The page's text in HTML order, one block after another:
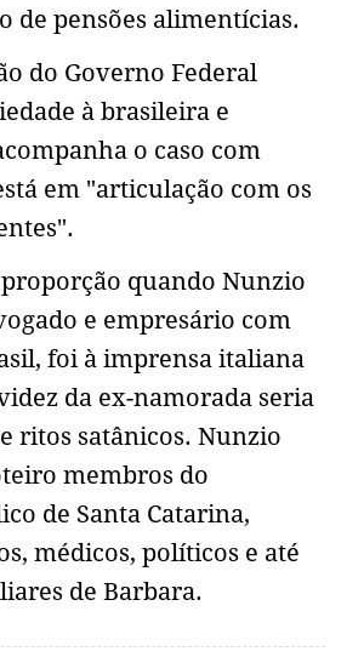
de pensões alimentícias.
do Governo Federal
à brasileira e
o caso com
em "articulação com os
quando Nunzio
e empresário com
foi à imprensa italiana
da ex-namorada seria
ritos satânicos. Nunzio
membros do
de Santa Catarina,
médicos, políticos e até
de Barbara.